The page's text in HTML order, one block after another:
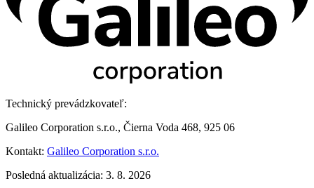
Technický prevádzkovateľ:
Galileo Corporation s.r.o., Čierna Voda 468, 925 06
Kontakt: Galileo Corporation s.r.o.
Posledná aktualizácia: 3. 8. 2026